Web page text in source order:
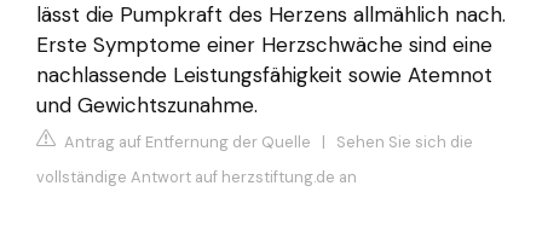
lässt die Pumpkraft des Herzens allmählich nach.
Erste Symptome einer Herzschwäche sind eine
nachlassende Leistungsfähigkeit sowie Atemnot
und Gewichtszunahme.
Antrag auf Entfernung der Quelle | Sehen Sie sich die
vollständige Antwort auf herzstiftung.de an